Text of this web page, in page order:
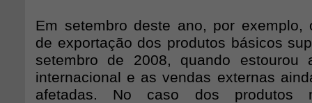
Em setembro deste ano, por exemplo,
de exportação dos produtos básicos
setembro de 2008, quando estourou
internacional e as vendas externas
afetadas. No caso dos produtos